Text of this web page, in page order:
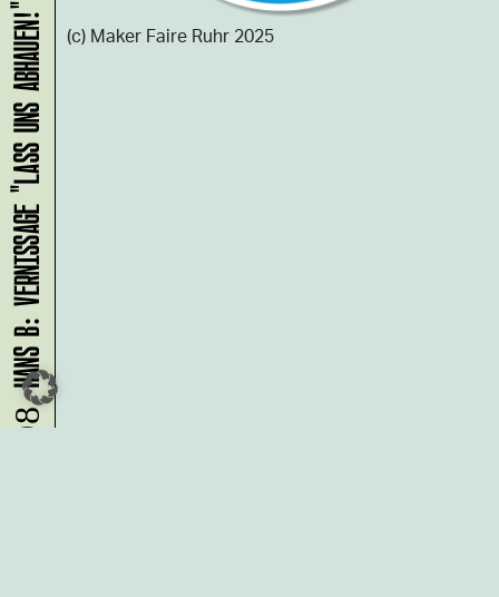
(c) Maker Faire Ruhr 2025
09.08.
HANS B: VERNISSAGE "LASS UNS ABHAUEN!"